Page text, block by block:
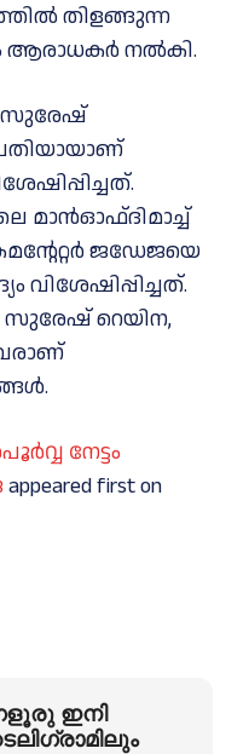
തിളങ്ങുന്ന
ആരാധകർ നൽകി.
സുരേഷ്
മാൻഓഫ്ദിമാച്ച്
ജഡേജയെ
വിശേഷിപ്പിച്ചത്.
സുരേഷ് റെയിന,
നേട്ടം
appeared first on
ഇനി